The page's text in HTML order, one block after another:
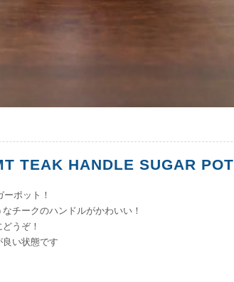
TEAK HANDLE SUGAR POT
ポット！
チークのハンドルがかわいい！
うぞ！
い状態です